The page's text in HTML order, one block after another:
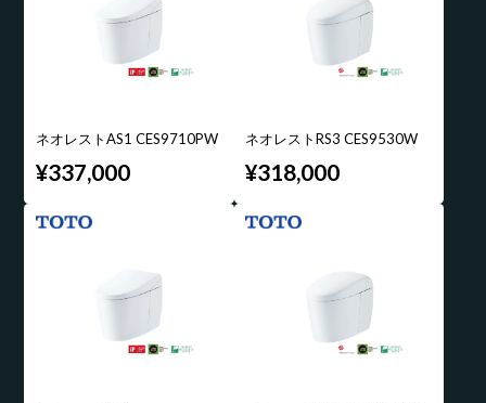
ネオレストAS1 CES9710PW
¥337,000
ネオレストRS3 CES9530W
¥318,000